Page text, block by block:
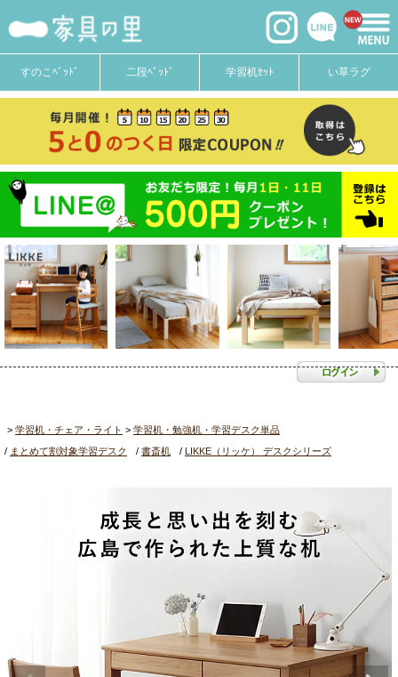
すのこﾍﾞｯﾄﾞ 二段ﾍﾞｯﾄﾞ 学習机ｾｯﾄ い草ラグ
学習机・チェア・ライト
学習机・勉強机・学習デスク単品
まとめて割対象学習デスク
書斎机 LIKKE（リッケ） デスクシリーズ